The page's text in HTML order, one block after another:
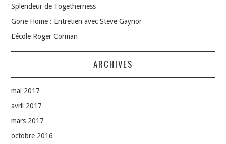
Splendeur de Togetherness
Gone Home : Entretien avec Steve Gaynor
L’école Roger Corman
ARCHIVES
mai 2017
avril 2017
mars 2017
octobre 2016